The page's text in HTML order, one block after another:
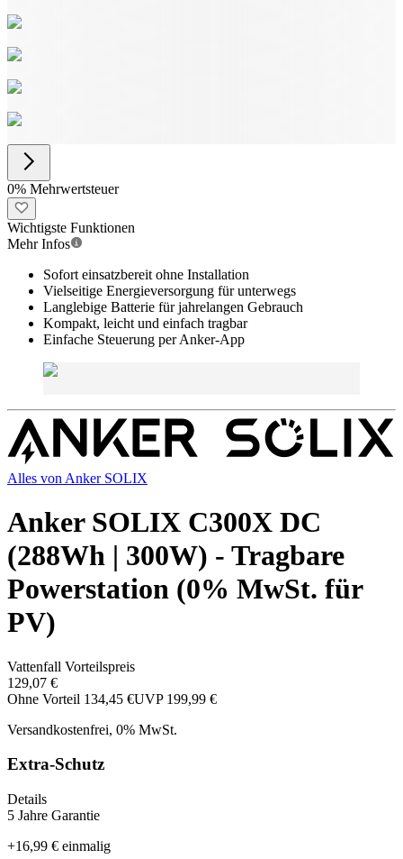
0% Mehrwertsteuer
Wichtigste Funktionen
Mehr Infos
Sofort einsatzbereit ohne Installation
Vielseitige Energieversorgung für unterwegs
Langlebige Batterie für jahrelangen Gebrauch
Kompakt, leicht und einfach tragbar
Einfache Steuerung per Anker-App
Alles von Anker SOLIX
Anker SOLIX C300X DC
(288Wh | 300W) - Tragbare
Powerstation (0% MwSt. für
PV)
Vattenfall Vorteilspreis
129,07 €
Ohne Vorteil 134,45 €UVP 199,99 €
Versandkostenfrei, 0% MwSt.
Extra-Schutz
Details
5 Jahre Garantie
+16,99 € einmalig